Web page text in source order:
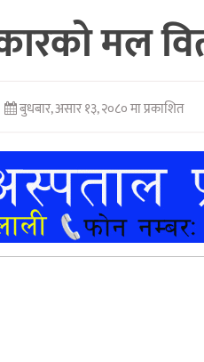
मल
बुधबार, असार १३, २०८० मा प्रकाशित